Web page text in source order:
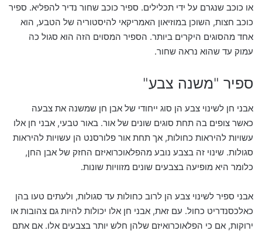
או כוכב שנגרם על ידי תכלילים. ספיר כוכב שחור נדיר להפליא. ספיר
כוכב חצות, השוכן במוזיאון האמריקאי להיסטוריה של הטבע, הוא
אחד מהסוגים היקרים ביותר. הספיר המסוים הזה הוא סגול כה
עמוק עד שהוא נראה שחור.
ספיר "משנה צבע"
אבני חן לשינוי צבע הן סוג ייחודי של אבן חן שמשנה את צבעה
כאשר צופים בה תחת סוגים שונים של אור. באור טבעי, אבני חן אלו
עשויות להיראות כחולות, אך תחת אור פלורסנט הן עשויות להיראות
סגולות. שינוי זה בצבע נובע מהפלאוכרואיזם החזק של אבן החן,
כלומר היא מופיעה בצבעים שונים מזוויות שונות.
אבני ספיר לשינוי צבע הן לרוב כחולות עד סגולות, ולעתים טעו בהן
כאלכסנדריט כחול. עם זאת, אבני חן אלו יכולות להיות גם צהובות או
ירוקות, אם כי הפלאוכרואיזם שלהן חלש יותר בצבעים אלו. אם אתם